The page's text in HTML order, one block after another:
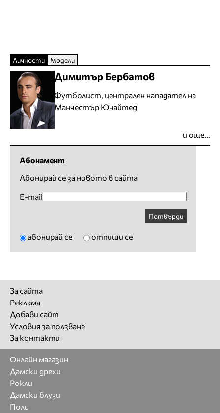
Личности Модели
Димитър Бербатов
Футболист, централен нападател на
Манчестър Юнайтед
и още...
Абонамент
Абонирай се за новото в сайта
E-mail
Потвърди
абонирай се отпиши се
За сайта
Реклама
Добави сайт
Условия за ползване
За контакти
Онлайн магазин
Дамски дрехи
Рокли
Дамски блузи
Поли